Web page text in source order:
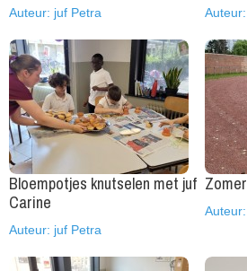
Auteur: juf Petra
Bloempotjes knutselen met juf
Carine
Auteur: juf Petra